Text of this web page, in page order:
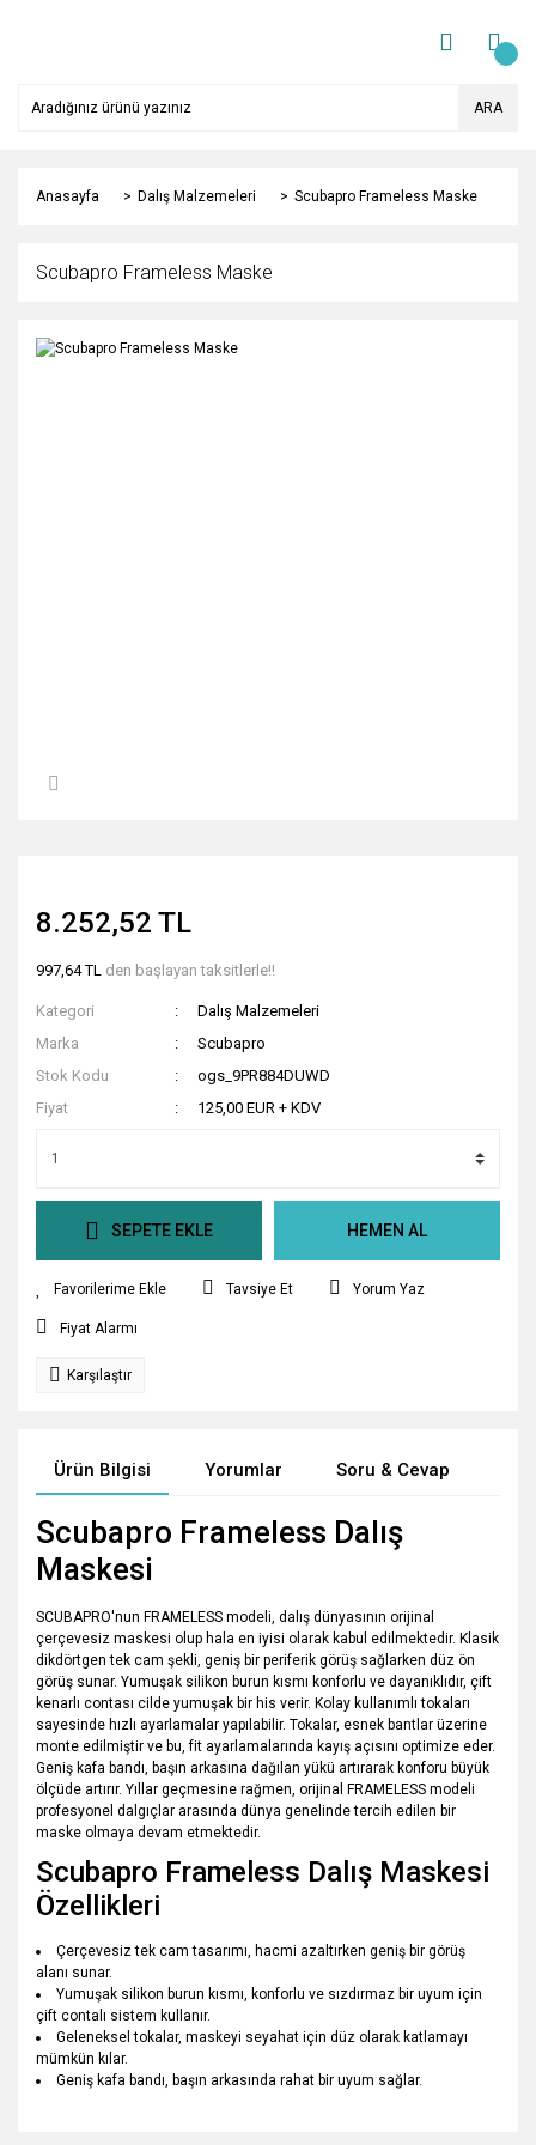
ARA
Anasayfa Dalış Malzemeleri Scubapro Frameless Maske
Scubapro Frameless Maske
8.252,52 TL
997,64 TL den başlayan taksitlerle!!
Kategori
Dalış Malzemeleri
Marka
Scubapro
Stok Kodu
ogs_9PR884DUWD
Fiyat
125,00 EUR + KDV
SEPETE EKLE HEMEN AL
Tavsiye Et Yorum Yaz
Fiyat Alarmı
Karşılaştır
Ürün Bilgisi Yorumlar Soru & Cevap
Scubapro Frameless Dalış
Maskesi
SCUBAPRO'nun FRAMELESS modeli, dalış dünyasının orijinal
çerçevesiz maskesi olup hala en iyisi olarak kabul edilmektedir. Klasik
dikdörtgen tek cam şekli, geniş bir periferik görüş sağlarken düz ön
görüş sunar. Yumuşak silikon burun kısmı konforlu ve dayanıklıdır, çift
kenarlı contası cilde yumuşak bir his verir. Kolay kullanımlı tokaları
sayesinde hızlı ayarlamalar yapılabilir. Tokalar, esnek bantlar üzerine
monte edilmiştir ve bu, fit ayarlamalarında kayış açısını optimize eder.
Geniş kafa bandı, başın arkasına dağılan yükü artırarak konforu büyük
ölçüde artırır. Yıllar geçmesine rağmen, orijinal FRAMELESS modeli
profesyonel dalgıçlar arasında dünya genelinde tercih edilen bir
maske olmaya devam etmektedir.
Scubapro Frameless Dalış Maskesi
Özellikleri
Çerçevesiz tek cam tasarımı, hacmi azaltırken geniş bir görüş
alanı sunar.
Yumuşak silikon burun kısmı, konforlu ve sızdırmaz bir uyum için
çift contalı sistem kullanır.
Geleneksel tokalar, maskeyi seyahat için düz olarak katlamayı
mümkün kılar.
Geniş kafa bandı, başın arkasında rahat bir uyum sağlar.